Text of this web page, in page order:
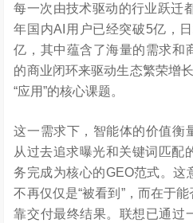
每一次由技术驱动的行业跃迁
年国内AI用户已经突破5亿，
亿，其中蕴含了海量的需求和
的商业闭环来驱动生态繁荣增
“应用”的核心课题。
这一需求下，智能体的价值衡
从过去追求曝光和关键词匹配
务完成为核心的GEO范式。这
不再仅仅是“被看到”，而在于
靠交付最终结果。联想已通过